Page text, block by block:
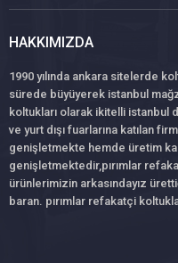
HAKKIMIZDA
1990 yılında ankara sitelerde
sürede büyüyerek istanbul
koltukları olarak ikitelli
ve yurt dışı fuarlarına katılan
genişletmekte hemde üretim
genişletmektedir,pırımlar
ürünlerimizin arkasındayız
baran. pırımlar refakatçi